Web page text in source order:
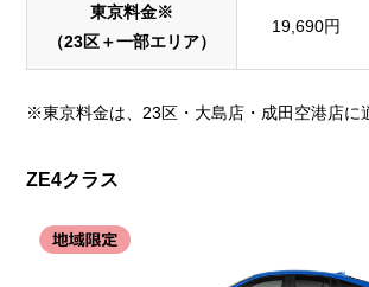
東京料金※
（23区＋一部エリア）
19,690円
※東京料金は、23区・大島店・成田空港店に
ZE4クラス